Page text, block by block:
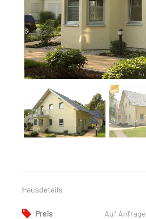
Hausdetails
Preis Auf Anfrage